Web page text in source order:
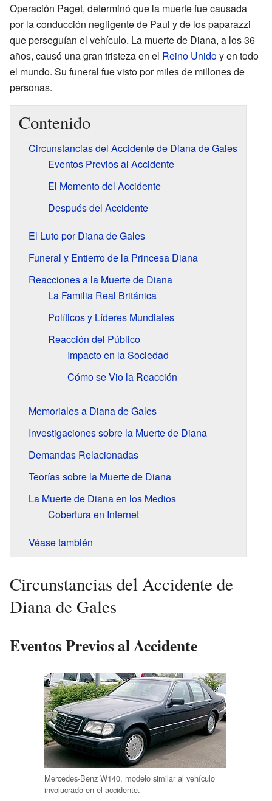
Operación Paget, determinó que la muerte fue causada
por la conducción negligente de Paul y de los paparazzi
que perseguían el vehículo. La muerte de Diana, a los 36
años, causó una gran tristeza en el Reino Unidoy en todo
el mundo. Su funeral fue visto por miles de millones de
personas.
Contenido
Circunstancias del Accidente de Diana de Gales
Eventos Previos al Accidente
El Momento del Accidente
Después del Accidente
El Luto por Diana de Gales
Funeral y Entierro de la Princesa Diana
Reacciones a la Muerte de Diana
La Familia Real Británica
Políticos y Líderes Mundiales
Reacción del Público
Impacto en la Sociedad
Cómo se Vio la Reacción
Memoriales a Diana de Gales
Investigaciones sobre la Muerte de Diana
Demandas Relacionadas
Teorías sobre la Muerte de Diana
La Muerte de Diana en los Medios
Cobertura en Internet
Véase también
Circunstancias del Accidente de
Diana de Gales
Eventos Previos al Accidente
Mercedes-Benz W140, modelo similar al vehículo
involucrado en el accidente.